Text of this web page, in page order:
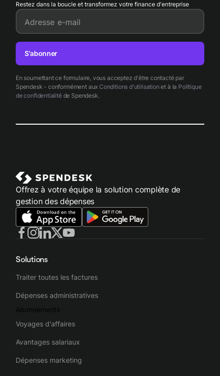
Restez dans la boucle et transformez votre finance d'entreprise
Adresse e-mail
En soumettant ce formulaire, vous acceptez d'être contacté par
Spendesk - conformément aux Conditions d'utilisation et à la Politique
de confidentialitéde Spendesk.
S'abonner
Offrez à votre équipe la solution complète de
gestion des dépenses
Solutions
Traiter toutes les factures
Dépenses administratives
Abonnements
Voyages d'affaires
Avantages salariaux
Dépenses marketing